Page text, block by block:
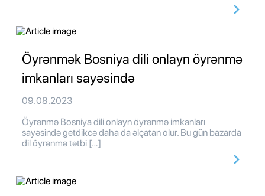
Öyrənmək Bosniya dili onlayn öyrənmə
imkanları sayəsində
09.08.2023
Öyrənmə Bosniya dili onlayn öyrənmə imkanları
sayəsində getdikcə daha da əlçatan olur. Bu gün bazarda
dil öyrənmə tətbi […]